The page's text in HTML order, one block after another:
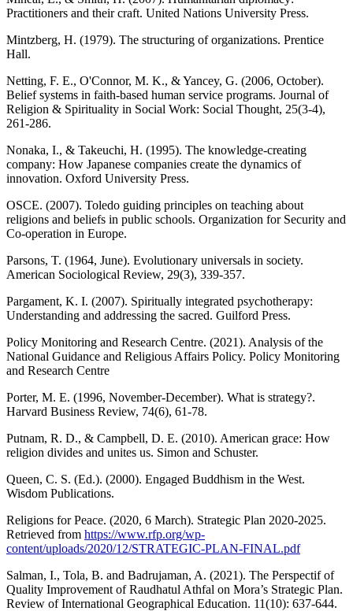
Practitioners and their craft. United Nations University Press.
Mintzberg, H. (1979). The structuring of organizations. Prentice
Hall.
Netting, F. E., O'Connor, M. K., & Yancey, G. (2006, October).
Belief systems in faith-based human service programs. Journal of
Religion & Spirituality in Social Work: Social Thought, 25(3-4),
261-286.
Nonaka, I., & Takeuchi, H. (1995). The knowledge-creating
company: How Japanese companies create the dynamics of
innovation. Oxford University Press.
OSCE. (2007). Toledo guiding principles on teaching about
religions and beliefs in public schools. Organization for Security and
Co-operation in Europe.
Parsons, T. (1964, June). Evolutionary universals in society.
American Sociological Review, 29(3), 339-357.
Pargament, K. I. (2007). Spiritually integrated psychotherapy:
Understanding and addressing the sacred. Guilford Press.
Policy Monitoring and Research Centre. (2021). Analysis of the
National Guidance and Religious Affairs Policy. Policy Monitoring
and Research Centre
Porter, M. E. (1996, November-December). What is strategy?.
Harvard Business Review, 74(6), 61-78.
Putnam, R. D., & Campbell, D. E. (2010). American grace: How
religion divides and unites us. Simon and Schuster.
Queen, C. S. (Ed.). (2000). Engaged Buddhism in the West.
Wisdom Publications.
Religions for Peace. (2020, 6 March). Strategic Plan 2020-2025.
Retrieved from https://www.rfp.org/wp-
content/uploads/2020/12/STRATEGIC-PLAN-FINAL.pdf
Salman, I., Tola, B. and Badrujaman, A. (2021). The Perspectif of
Quality Improvement of Raudhatul Athfal on Mora’s Strategic Plan.
Review of International Geographical Education. 11(10): 637-644.